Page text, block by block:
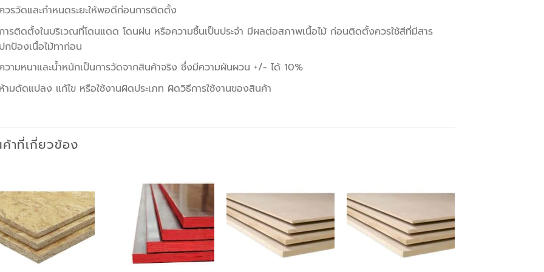
วรวัดและกำหนดระยะให้พอดีก่อนการติดตั้ง
ารติดตั้งในบริเวณที่โดนแดด โดนฝน หรือความชื้นเป็นประจำ มีผลต่อสภาพเนื้อไม้ ก่อนติดตั้งควรใช้สีที่มีสาร
กป้องเนื้อไม้ทาก่อน
วามหนาและน้ำหนักเป็นการวัดจากสินค้าจริง ซึ่งมีความผันผวน +/- ได้ 10%
ามดัดแปลง แก้ไข หรือใช้งานผิดประเภท ผิดวิธีการใช้งานของสินค้า
าที่เกี่ยวข้อง